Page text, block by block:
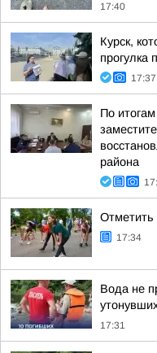
17:40
Курск,
прогулка
17:37
По
района
Отметить
17:34
Вода не
17:31